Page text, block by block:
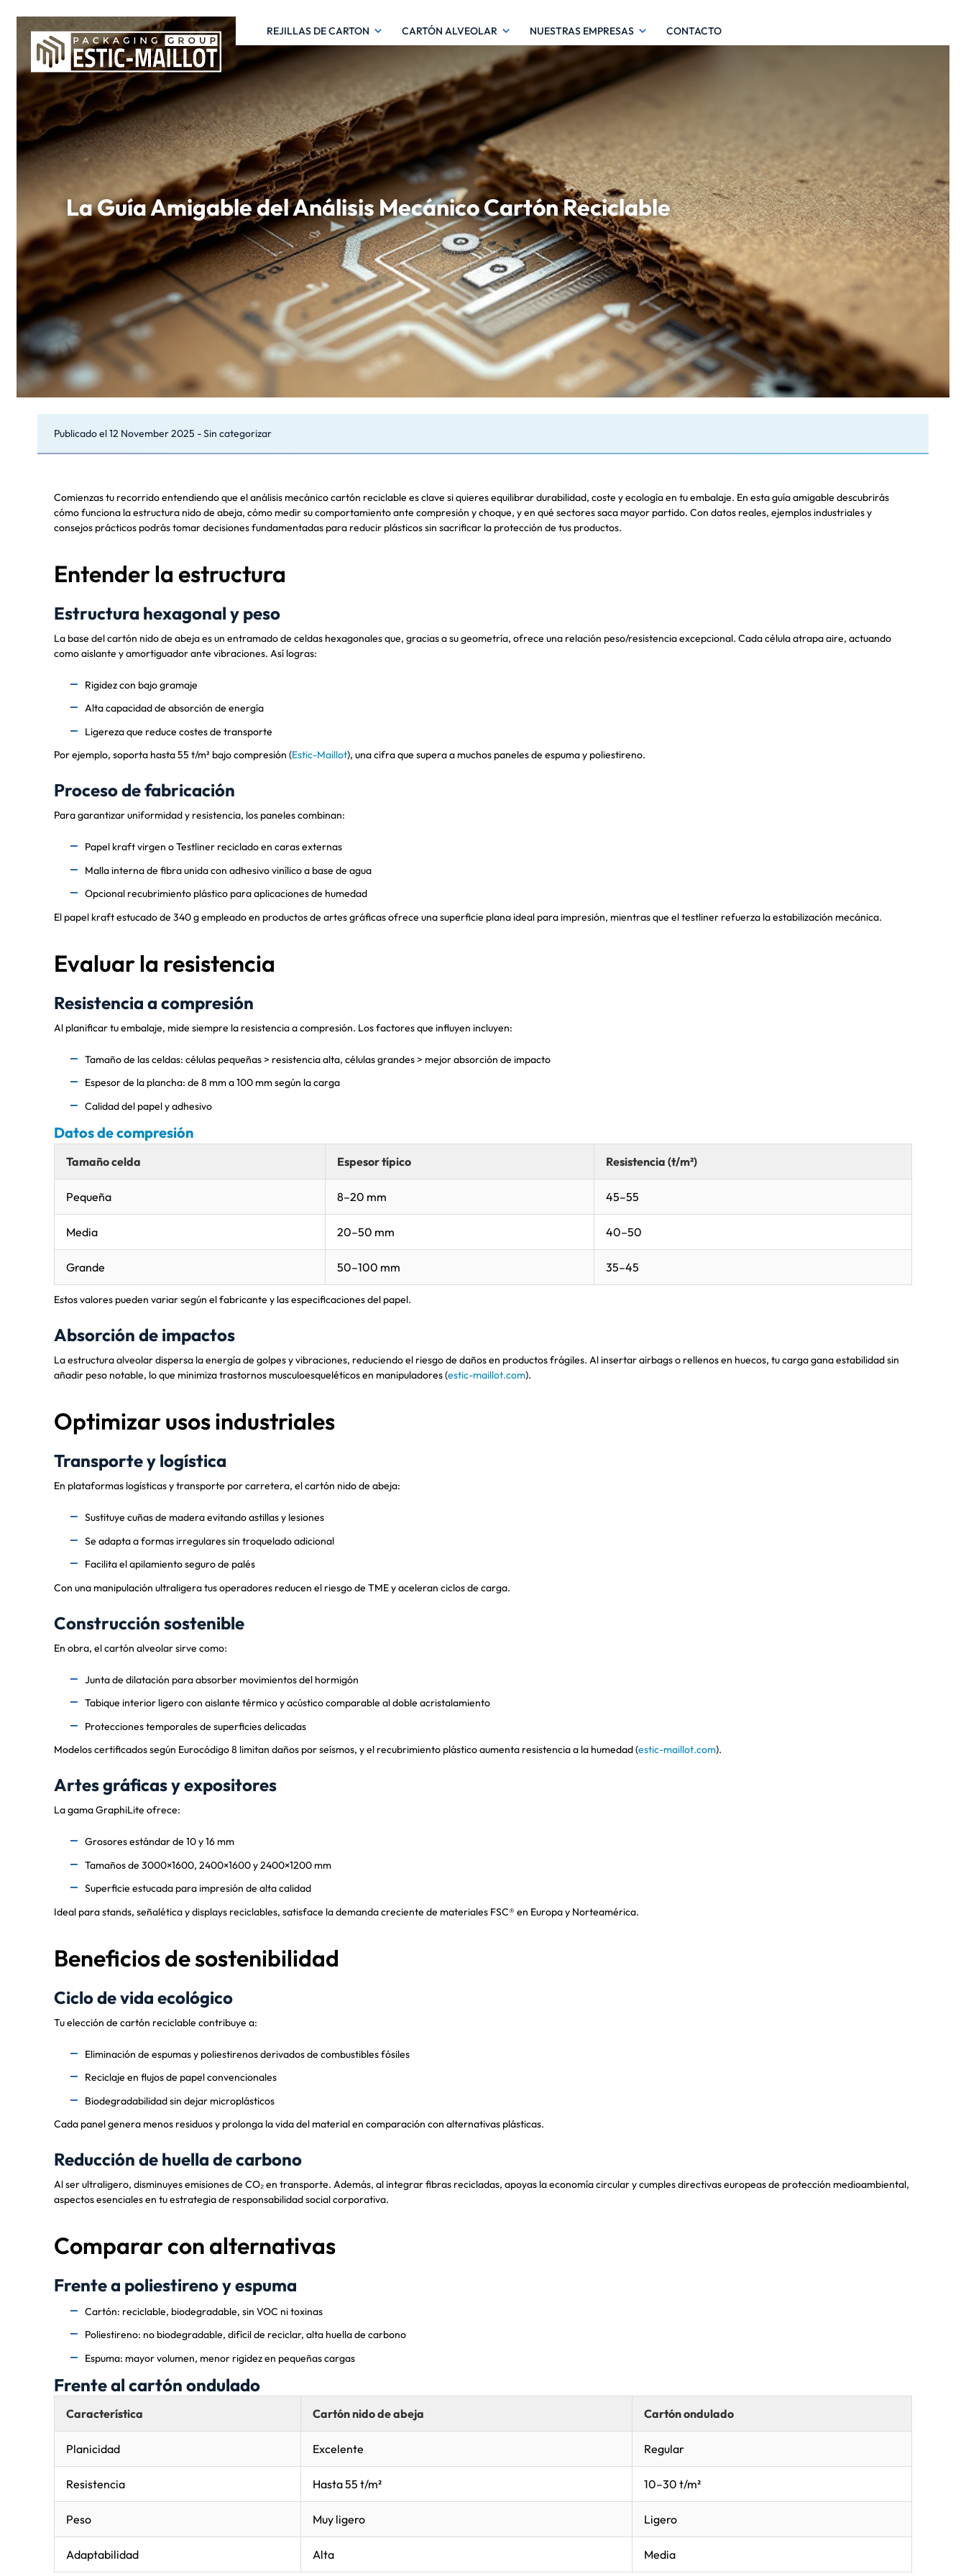
REJILLAS DE CARTON CARTÓN ALVEOLAR NUESTRAS EMPRESAS CONTACTO
La Guía Amigable del Análisis Mecánico Cartón Reciclable
Publicado el12 November 2025 -Sin categorizar
Comienzas tu recorrido entendiendo que el análisis mecánico cartón reciclable es clave si quieres equilibrar durabilidad, coste y ecología en tu embalaje. En esta guía amigable descubrirás
cómo funciona la estructura nido de abeja, cómo medir su comportamiento ante compresión y choque, y en qué sectores saca mayor partido. Con datos reales, ejemplos industriales y
consejos prácticos podrás tomar decisiones fundamentadas para reducir plásticos sin sacrificar la protección de tus productos.
Entender la estructura
Estructura hexagonal y peso
La base del cartón nido de abeja es un entramado de celdas hexagonales que, gracias a su geometría, ofrece una relación peso/resistencia excepcional. Cada célula atrapa aire, actuando
como aislante y amortiguador ante vibraciones. Así logras:
Rigidez con bajo gramaje
Alta capacidad de absorción de energía
Ligereza que reduce costes de transporte
Por ejemplo, soporta hasta 55 t/m² bajo compresión (Estic-Maillot), una cifra que supera a muchos paneles de espuma y poliestireno.
Proceso de fabricación
Para garantizar uniformidad y resistencia, los paneles combinan:
Papel kraft virgen o Testliner reciclado en caras externas
Malla interna de fibra unida con adhesivo vinílico a base de agua
Opcional recubrimiento plástico para aplicaciones de humedad
El papel kraft estucado de 340 g empleado en productos de artes gráficas ofrece una superficie plana ideal para impresión, mientras que el testliner refuerza la estabilización mecánica.
Evaluar la resistencia
Resistencia a compresión
Al planificar tu embalaje, mide siempre la resistencia a compresión. Los factores que influyen incluyen:
Tamaño de las celdas: células pequeñas > resistencia alta, células grandes > mejor absorción de impacto
Espesor de la plancha: de 8 mm a 100 mm según la carga
Calidad del papel y adhesivo
Datos de compresión
Tamaño celda Espesor típico Resistencia (t/m²)
Pequeña 8–20 mm 45–55
Media 20–50 mm 40–50
Grande 50–100 mm 35–45
Estos valores pueden variar según el fabricante y las especificaciones del papel.
Absorción de impactos
La estructura alveolar dispersa la energía de golpes y vibraciones, reduciendo el riesgo de daños en productos frágiles. Al insertar airbags o rellenos en huecos, tu carga gana estabilidad sin
añadir peso notable, lo que minimiza trastornos musculoesqueléticos en manipuladores (estic-maillot.com).
Optimizar usos industriales
Transporte y logística
En plataformas logísticas y transporte por carretera, el cartón nido de abeja:
Sustituye cuñas de madera evitando astillas y lesiones
Se adapta a formas irregulares sin troquelado adicional
Facilita el apilamiento seguro de palés
Con una manipulación ultraligera tus operadores reducen el riesgo de TME y aceleran ciclos de carga.
Construcción sostenible
En obra, el cartón alveolar sirve como:
Junta de dilatación para absorber movimientos del hormigón
Tabique interior ligero con aislante térmico y acústico comparable al doble acristalamiento
Protecciones temporales de superficies delicadas
Modelos certificados según Eurocódigo 8 limitan daños por seísmos, y el recubrimiento plástico aumenta resistencia a la humedad (estic-maillot.com).
Artes gráficas y expositores
La gama GraphiLite ofrece:
Grosores estándar de 10 y 16 mm
Tamaños de 3000×1600, 2400×1600 y 2400×1200 mm
Superficie estucada para impresión de alta calidad
Ideal para stands, señalética y displays reciclables, satisface la demanda creciente de materiales FSC® en Europa y Norteamérica.
Beneficios de sostenibilidad
Ciclo de vida ecológico
Tu elección de cartón reciclable contribuye a:
Eliminación de espumas y poliestirenos derivados de combustibles fósiles
Reciclaje en flujos de papel convencionales
Biodegradabilidad sin dejar microplásticos
Cada panel genera menos residuos y prolonga la vida del material en comparación con alternativas plásticas.
Reducción de huella de carbono
Al ser ultraligero, disminuyes emisiones de CO₂ en transporte. Además, al integrar fibras recicladas, apoyas la economía circular y cumples directivas europeas de protección medioambiental,
aspectos esenciales en tu estrategia de responsabilidad social corporativa.
Comparar con alternativas
Frente a poliestireno y espuma
Cartón: reciclable, biodegradable, sin VOC ni toxinas
Poliestireno: no biodegradable, difícil de reciclar, alta huella de carbono
Espuma: mayor volumen, menor rigidez en pequeñas cargas
Frente al cartón ondulado
Característica Cartón nido de abeja Cartón ondulado
Planicidad Excelente Regular
Resistencia Hasta 55 t/m² 10–30 t/m²
Peso Muy ligero Ligero
Adaptabilidad Alta Media